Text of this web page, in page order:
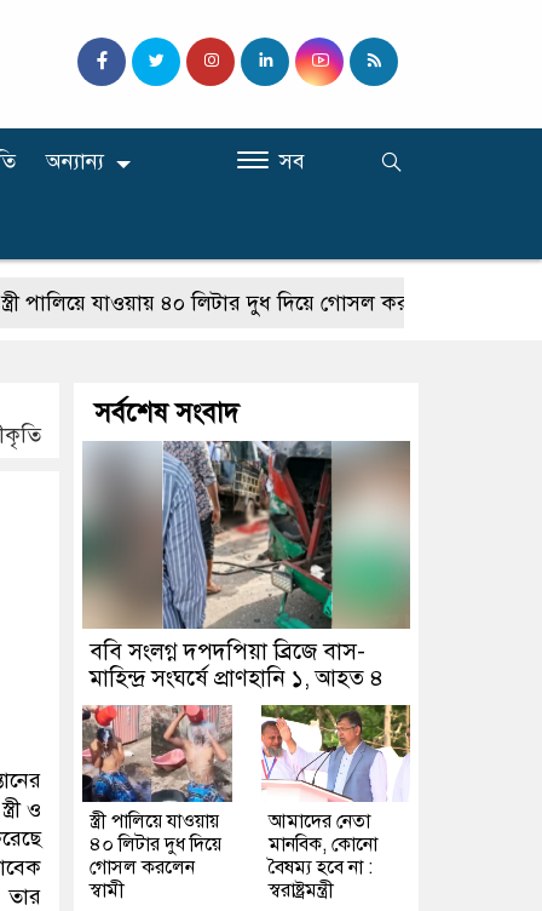
অন্যান্য সব
যাওয়ায় ৪০ লিটার দুধ দিয়ে গোসল করলেন স্বামী
ও
সর্বশেষ সংবাদ
ববি সংলগ্ন দপদপিয়া ব্রিজে বাস-
মাহিন্দ্র সংঘর্ষে প্রাণহানি ১, আহত ৪
স্ত্রী পালিয়ে যাওয়ায়
৪০ লিটার দুধ দিয়ে
গোসল করলেন
স্বামী
আমাদের নেতা
মানবিক, কোনো
বৈষম্য হবে না :
স্বরাষ্ট্রমন্ত্রী